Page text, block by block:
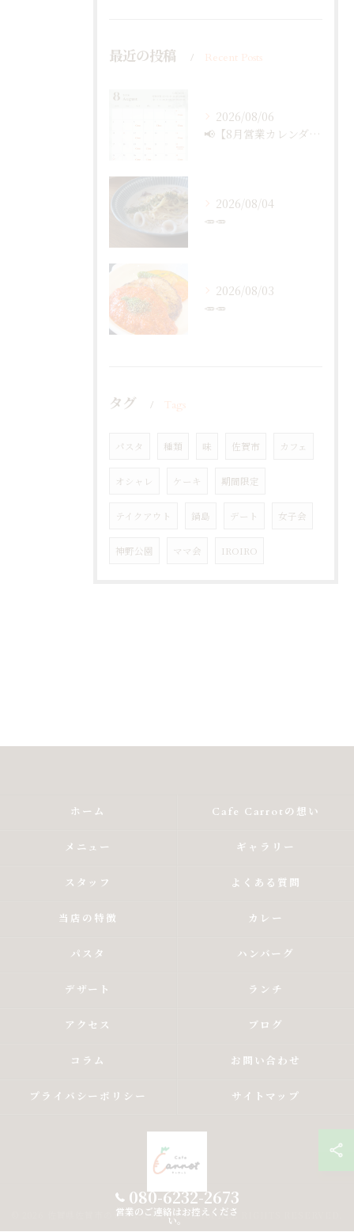
最近の投稿 Recent Posts
2026/08/06
📢【8月営業カレンダー最新版のお知らせ】📅
2026/08/04
🥕🥕
2026/08/03
🥕🥕
タグ Tags
パスタ 種類 味 佐賀市 カフェ
オシャレ ケーキ 期間限定
テイクアウト 鍋島 デート 女子会
神野公園 ママ会 IROIRO
080-6232-2673
営業のご連絡はお控えくださ
い。
ホーム Cafe Carrotの想い
メニュー ギャラリー
スタッフ よくある質問
当店の特徴 カレー
パスタ ハンバーグ
デザート ランチ
アクセス ブログ
コラム お問い合わせ
プライバシーポリシー サイトマップ
© 2026 佐賀県佐賀市のカフェならCafe Carrot ALL RIGHTS RESERVED.